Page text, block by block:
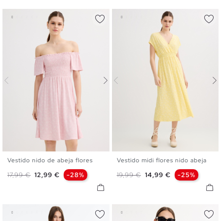
Vestido nido de abeja flores
Precio base
17,99 € Precio
12,99 € -28%
Vestido midi flores nido abeja
Precio base
19,99 € Precio
14,99 € -25%